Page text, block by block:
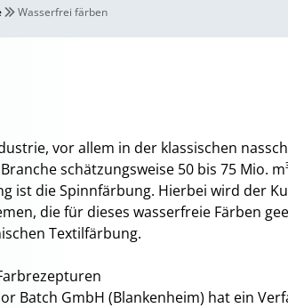
Wasserfrei färben
vor allem in der klassischen
schätzungsweise 50 bis 75 Mio.
ist die Spinnfärbung. Hierbei wird der
die für dieses wasserfreie Färben
Textilfärbung.
Batch GmbH (Blankenheim) hat ein